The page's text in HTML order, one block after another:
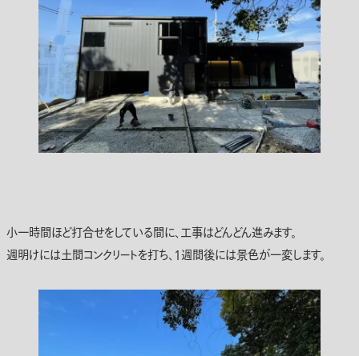
小一時間ほど打合せをしている間に、工事はどんどん進みます。
週明けには土間コンクリートを打ち、1週間後には景色が一変します。